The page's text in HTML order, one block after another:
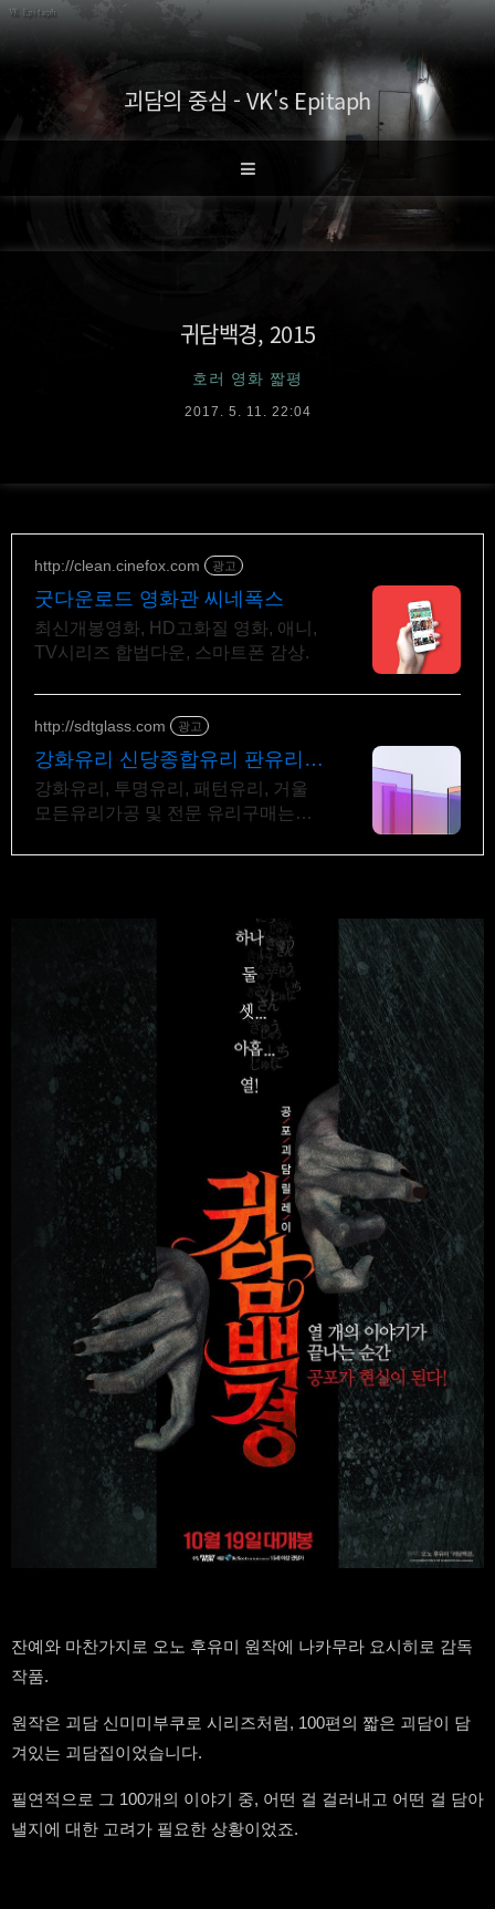
괴담의 중심 - VK's Epitaph
귀담백경, 2015
호러 영화 짧평
2017. 5. 11. 22:04
http://clean.cinefox.com 광고
굿다운로드 영화관 씨네폭스
최신개봉영화, HD고화질 영화, 애니,
TV시리즈 합법다운, 스마트폰 감상.
http://sdtglass.com 광고
강화유리 신당종합유리 판유리
인테리어유리 가공
강화유리, 투명유리, 패턴유리, 거울
모든유리가공 및 전문 유리구매는
백페인트글라이스 무늬유리 거울 등
잔예와 마찬가지로 오노 후유미 원작에 나카무라 요시히로 감독
작품.
원작은 괴담 신미미부쿠로 시리즈처럼, 100편의 짧은 괴담이 담
겨있는 괴담집이었습니다.
필연적으로 그 100개의 이야기 중, 어떤 걸 걸러내고 어떤 걸 담아
낼지에 대한 고려가 필요한 상황이었죠.